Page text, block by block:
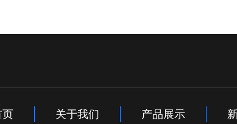
页 关于我们 产品展示